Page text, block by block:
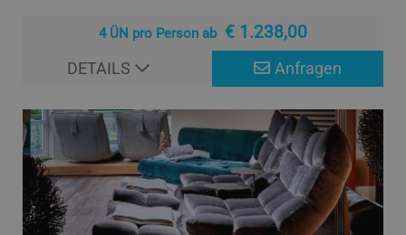
4 ÜN pro Person ab € 1.238,00
Anfragen
DETAILS